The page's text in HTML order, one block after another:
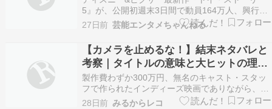
映像公開
5』が、公開初週末3日間で動員164万人、興行収
入24億1510万円を記録し、実写を含む洋画作品
のオープニング興行収入歴代No.1を達成する歴史
的なスタートを切った。 続きを読む ≫ 佐野勇斗
松井ケムリ 井上和 ディズニー アニメ …
27日前 芸能エンタメちゃんねる
【カメラを止めるな！】結末ネタバレと
考察｜タイトルの意味と大ヒットの理
由・伝説の低予算映画を解説
製作費わずか300万円、無名のキャスト・スタッ
フで作られたインディーズ映画でありながら、公
開後に口コミで爆発的に広がり興行収入31億円超
28日前 みるからレコ